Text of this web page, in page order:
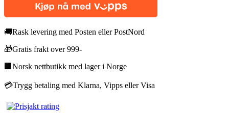
🚚Rask levering med Posten eller PostNord
🎁Gratis frakt over 999-
🏢 Norsk nettbutikk med lager i Norge
💳Trygg betaling med Klarna, Vipps eller Visa